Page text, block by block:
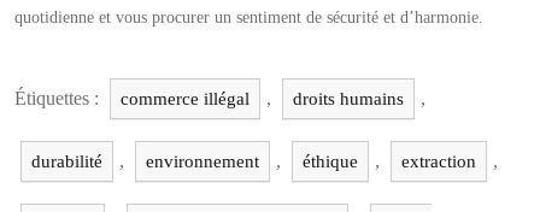
quotidienne et vous procurer un sentiment de sécurité et d’harmonie.
Étiquettes : commerce illégal , droits humains ,
durabilité , environnement , éthique , extraction ,